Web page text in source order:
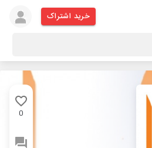
خرید اشتراک
0